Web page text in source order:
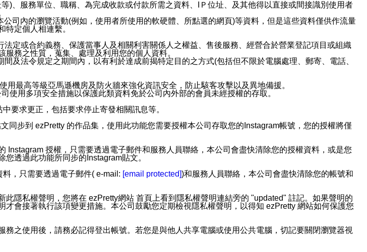
)、服務單位、職稱、為完成收款或付款所需之資料、IＰ位址、及其他得以直接或間接識別使用者
司內的瀏覽活動(例如，使用者所使用的軟硬體、所點選的網頁)等資料，但是這些資料僅供作流量
定個人相連繫。
定或合約義務、保護當事人及相關利害關係人之權益、售後服務、經營合於營業登記項目或組織
務之性質，蒐集、處理及利用您的個人資料。
及法令規定之期間內，以有利於達成前揭特定目的之方式(包括但不限於電腦處理、郵寄、電話、
最高等級亞馬遜機房及防火牆來強化資訊安全，防止駭客攻擊以及異地備援。
用多項安全措施以保護此類資料免於公司內外部的會員未經授權的存取。
要求更正，包括要求停止寄發相關訊息等。
同步到 ezPretty 的作品集，使用此功能您需要授權本公司存取您的Instagram帳號，您的授權將僅
授權，只需要透過電子郵件和服務人員聯絡，本公司會盡快清除您的授權資料，或是您
透過此功能所同步的Instagram貼文。
，只需要透過電子郵件( e-mail: [email protected])和服務人員聯絡，本公司會盡快清除您的帳號和
隱私權聲明，您將在 ezPretty網站 首頁上看到隱私權聲明連結旁的 "updated" 註記。如果聲明的
會接著執行該項變更措施。本公司鼓勵您定期檢視隱私權聲明，以得知 ezPretty 網站如何保護您
之使用後，請務必記得登出帳號。若您是與他人共享電腦或使用公共電腦，切記要關閉瀏覽器視